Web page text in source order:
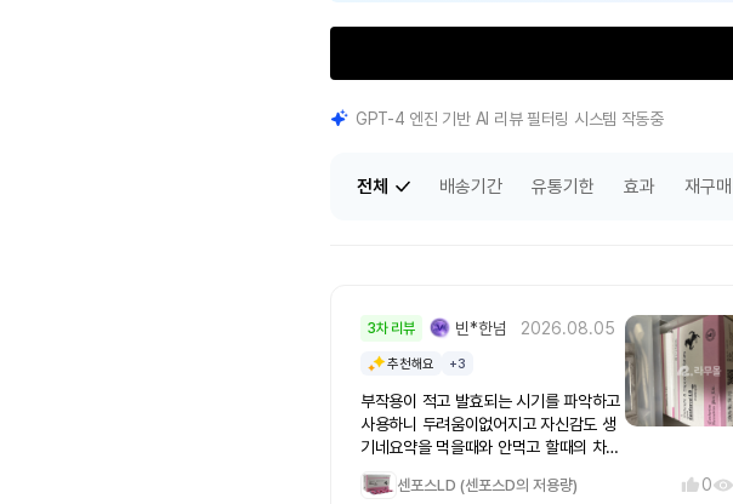
GPT-4 엔진 기반 AI 리뷰 필터링 시스템 작동중
전체 배송기간 유통기한 효과 재구매
3차 리뷰 빈*한넘 2026.08.05
추천해요 +3
부작용이 적고 발효되는 시기를 파악하고
사용하니 두려움이없어지고 자신감도 생
기네요약을 먹을때와 안먹고 할때의 차이
를 생각해보면 긴장감과 흥분도 이 두가지
차이가 명확합니다 이 두가지만 생각하면
센포스LD (센포스D의 저용량) 0